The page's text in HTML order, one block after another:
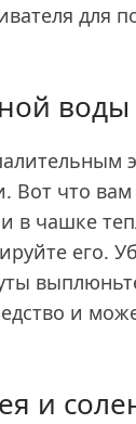
для
воды
Вот что
в чашке
его.
и
и